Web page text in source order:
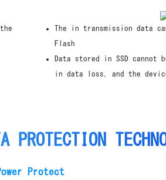
The in transmission data
Flash
Data stored in SSD
in data loss, and the
PROTECTION
Protect